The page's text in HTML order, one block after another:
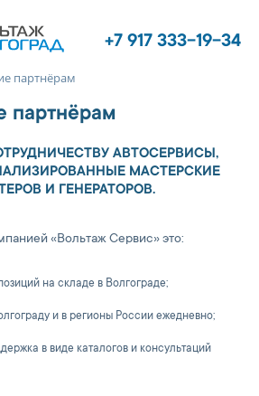
+7 917 333-19-34
партнёрам
партнёрам
АВТОСЕРВИСЫ,
МАСТЕРСКИЕ
И ГЕНЕРАТОРОВ.
«Вольтаж Сервис» это:
на складе в Волгограде;
и в регионы России ежедневно;
в виде каталогов и консультаций